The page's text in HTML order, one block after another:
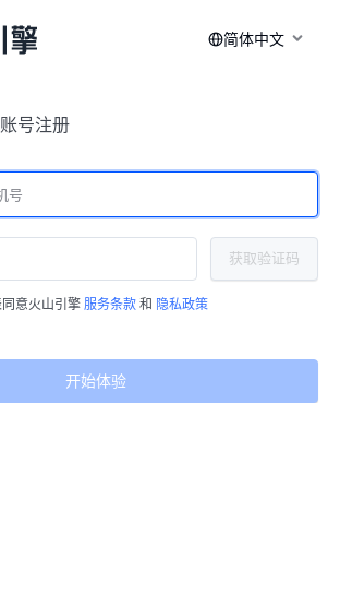
简体中文
账号注册
获取验证码
意火山引擎 服务条款 和 隐私政策
开始体验